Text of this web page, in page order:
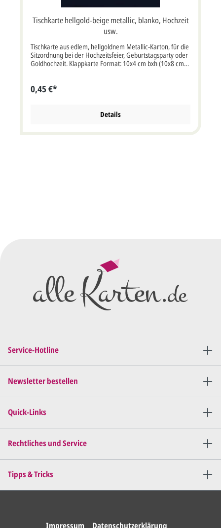
Tischkarte hellgold-beige metallic, blanko, Hochzeit
usw.
Tischkarte aus edlem, hellgoldnem Metallic-Karton, für die
Sitzordnung bei der Hochzeitsfeier, Geburtstagsparty oder
Goldhochzeit. Klappkarte Format: 10x4 cm bxh (10x8 cm
0,45 €*
Details
Service-Hotline
Rechtliches und Service
Tipps & Tricks
Quick-Links
Newsletter bestellen
Impressum Datenschutzerklärung